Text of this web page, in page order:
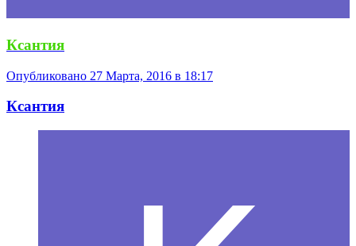
Ксантия
Опубликовано 27 Марта, 2016 в 18:17
Ксантия